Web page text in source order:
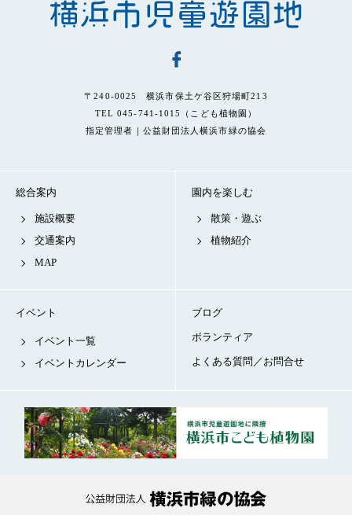
〒240-0025 横浜市保土ケ谷区狩場町213
TEL 045-741-1015（こども植物園）
指定管理者｜公益財団法人横浜市緑の協会
総合案内
施設概要
交通案内
MAP
園内を楽しむ
散策・遊ぶ
植物紹介
イベント
イベント一覧
イベントカレンダー
ブログ
ボランティア
よくある質問／お問合せ